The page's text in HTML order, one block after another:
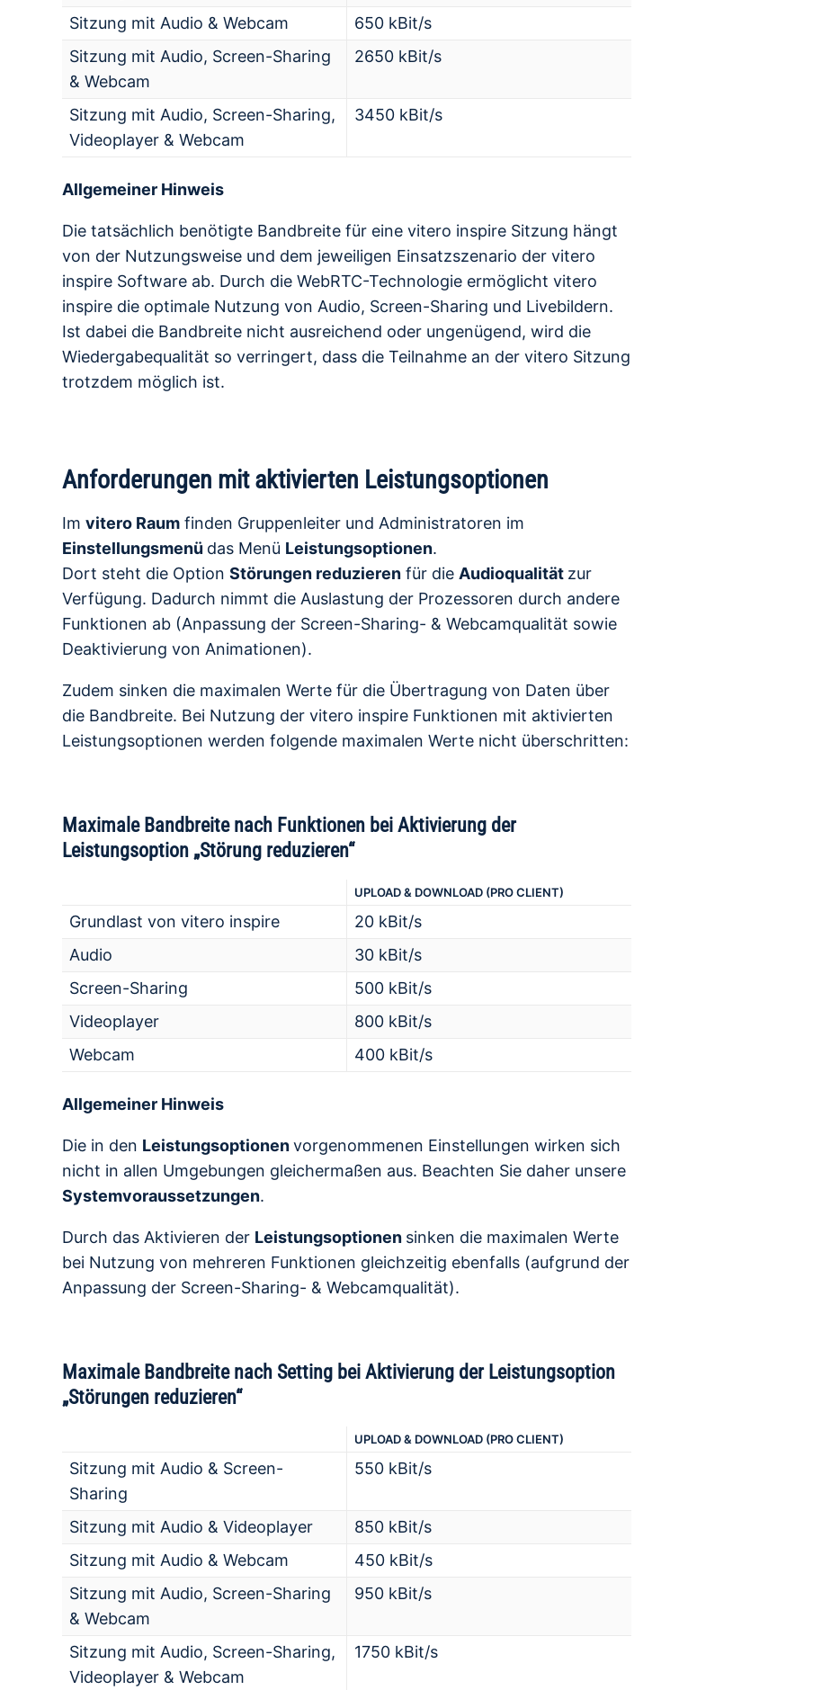
Sitzung mit Audio & Webcam
650 kBit/s
Sitzung mit Audio, Screen-Sharing
& Webcam
2650 kBit/s
Sitzung mit Audio, Screen-Sharing,
Videoplayer & Webcam
3450 kBit/s
Allgemeiner Hinweis
Die tatsächlich benötigte Bandbreite für eine vitero inspire Sitzung hängt
von der Nutzungsweise und dem jeweiligen Einsatzszenario der vitero
inspire Software ab. Durch die WebRTC-Technologie ermöglicht vitero
inspire die optimale Nutzung von Audio, Screen-Sharing und Livebildern.
Ist dabei die Bandbreite nicht ausreichend oder ungenügend, wird die
Wiedergabequalität so verringert, dass die Teilnahme an der vitero Sitzung
trotzdem möglich ist.
Anforderungen mit aktivierten Leistungsoptionen
Im vitero Raum finden Gruppenleiter und Administratoren im
Einstellungsmenü das Menü Leistungsoptionen.
Dort steht die Option Störungen reduzieren für die Audioqualität zur
Verfügung. Dadurch nimmt die Auslastung der Prozessoren durch andere
Funktionen ab (Anpassung der Screen-Sharing- & Webcamqualität sowie
Deaktivierung von Animationen).
Zudem sinken die maximalen Werte für die Übertragung von Daten über
die Bandbreite. Bei Nutzung der vitero inspire Funktionen mit aktivierten
Leistungsoptionen werden folgende maximalen Werte nicht überschritten:
Maximale Bandbreite nach Funktionen bei Aktivierung der
Leistungsoption „Störung reduzieren“
UPLOAD & DOWNLOAD (PRO CLIENT)
Grundlast von vitero inspire
20 kBit/s
Audio
30 kBit/s
Screen-Sharing
500 kBit/s
Videoplayer
800 kBit/s
Webcam
400 kBit/s
Allgemeiner Hinweis
Die in den Leistungsoptionenvorgenommenen Einstellungen wirken sich
nicht in allen Umgebungen gleichermaßen aus. Beachten Sie daher unsere
Systemvoraussetzungen.
Durch das Aktivieren der Leistungsoptionen sinken die maximalen Werte
bei Nutzung von mehreren Funktionen gleichzeitig ebenfalls (aufgrund der
Anpassung der Screen-Sharing- & Webcamqualität).
Maximale Bandbreite nach Setting bei Aktivierung der Leistungsoption
„Störungen reduzieren“
UPLOAD & DOWNLOAD (PRO CLIENT)
Sitzung mit Audio & Screen-
Sharing
550 kBit/s
Sitzung mit Audio & Videoplayer
850 kBit/s
Sitzung mit Audio & Webcam
450 kBit/s
Sitzung mit Audio, Screen-Sharing
& Webcam
950 kBit/s
Sitzung mit Audio, Screen-Sharing,
Videoplayer & Webcam
1750 kBit/s